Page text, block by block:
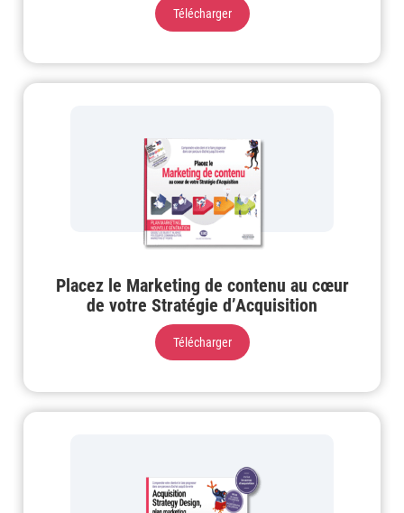
Télécharger
Placez le Marketing de contenu au cœur
de votre Stratégie d’Acquisition
Télécharger